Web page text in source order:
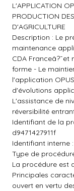
L'APPLICATION
PRODUCTION
D'AGRICULTURE
Description : Le
maintenance
CDA
forme - Le
l'application
d'évolutions
L'assistance de
réversibilité
Identifiant de la
d9471427911f
Identifiant interne
Type de
La procédure est
Principales
ouvert en vertu